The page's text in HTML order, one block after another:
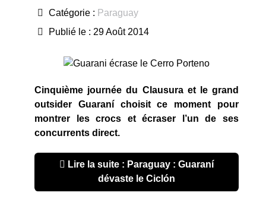
Catégorie : Paraguay
Publié le : 29 Août 2014
Cinquième journée du Clausura et le grand
outsider Guaraní choisit ce moment pour
montrer les crocs et écraser l’un de ses
concurrents direct.
Lire la suite : Paraguay : Guaraní
dévaste le Ciclón